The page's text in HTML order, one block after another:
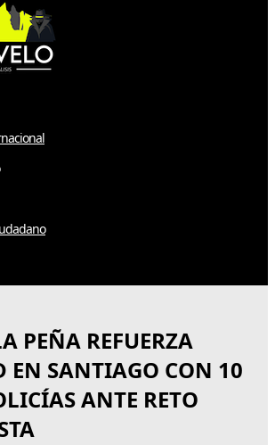
PEÑA REFUERZA
EN SANTIAGO CON 10
ANTE RETO